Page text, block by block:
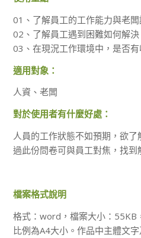
01、了解員工的工作能力與老
02、了解員工遇到困難如何解決
03、在現況工作環境中，是否有
適用對象：
人資、老闆
對於使用者有什麼好處：
人員的工作狀態不如預期，欲
過此份問卷可與員工對焦，找到
檔案格式說明
格式：word，檔案大小：55KB
比例為A4大小。作品中主體文